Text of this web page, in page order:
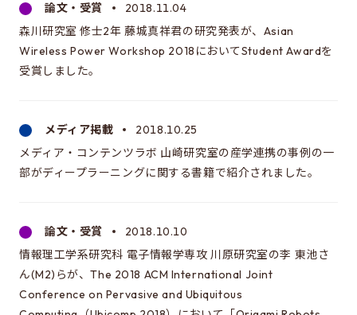
このサイトについて
サイトの更新依頼
工学系研究科
情報理工学系研究科
電子情報学専攻
大学院新領域創成科学研究科
先端エネルギー工学専攻
論文・受賞
2018.11.04
森川研究室 修士2年 藤城真祥君の研究発表が、Asian
Wireless Power Workshop 2018においてStudent Awardを
受賞しました。
メディア掲載
2018.10.25
メディア・コンテンツラボ 山崎研究室の産学連携の事例の一
部がディープラーニングに関する書籍で紹介されました。
論文・受賞
2018.10.10
情報理工学系研究科 電子情報学専攻 川原研究室の李 東池さ
ん(M2)らが、The 2018 ACM International Joint
Conference on Pervasive and Ubiquitous